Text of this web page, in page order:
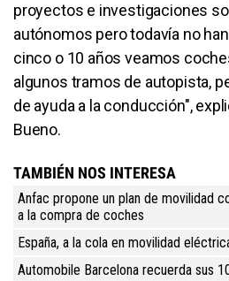
proyectos e investigaciones
autónomos pero todavía no
cinco o 10 años veamos
algunos tramos de autopista,
de ayuda a la conducción",
Bueno.
TAMBIÉN NOS INTERESA
Anfac propone un plan de movilidad
a la compra de coches
España, a la cola en movilidad
Automobile Barcelona recuerda sus